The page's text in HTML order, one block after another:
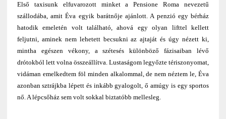
Első taxisunk elfuvarozott minket a Pensione Roma nevezetű
szállodába, amit Éva egyik barátnője ajánlott. A penzió egy bérház
hatodik emeletén volt található, ahová egy olyan lifttel kellett
feljutni, aminek nem lehetett becsukni az ajtaját és úgy nézett ki,
mintha egészen vékony, a szétesés különböző fázisaiban lévő
drótokból lett volna összeállítva. Lustaságom legyőzte tériszonyomat,
vidáman emelkedtem föl minden alkalommal, de nem néztem le, Éva
azonban sztrájkba lépett és inkább gyalogolt, ő amúgy is egy sportos
nő. A lépcsőház sem volt sokkal biztatóbb mellesleg.